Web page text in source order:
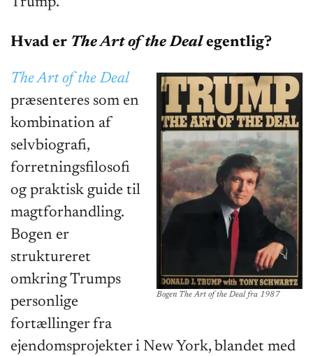
Hvad er The Art of the Deal egentlig?
Bogen The Art of the Deal fra 1987
The Art of the Deal
præsenteres som en
kombination af
selvbiografi,
forretningsfilosofi
og praktisk guide til
magtforhandling.
Bogen er
struktureret
omkring Trumps
personlige
fortællinger fra
ejendomsprojekter i New York, blandet med